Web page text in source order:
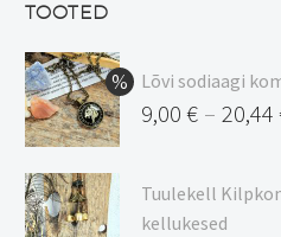
TOOTED
Lõvi sodiaagi
9,00 € – 20,44
9,00 €
kuni
Tuulekell
kellukesed